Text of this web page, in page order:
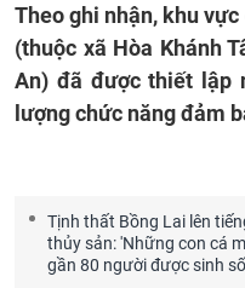
Theo ghi nhận, khu
(thuộc xã Hòa Khánh
An) đã được thiết lập
lượng chức năng đảm
Tịnh thất Bồng Lai lên
thủy sản: 'Những con cá
gần 80 người được sinh